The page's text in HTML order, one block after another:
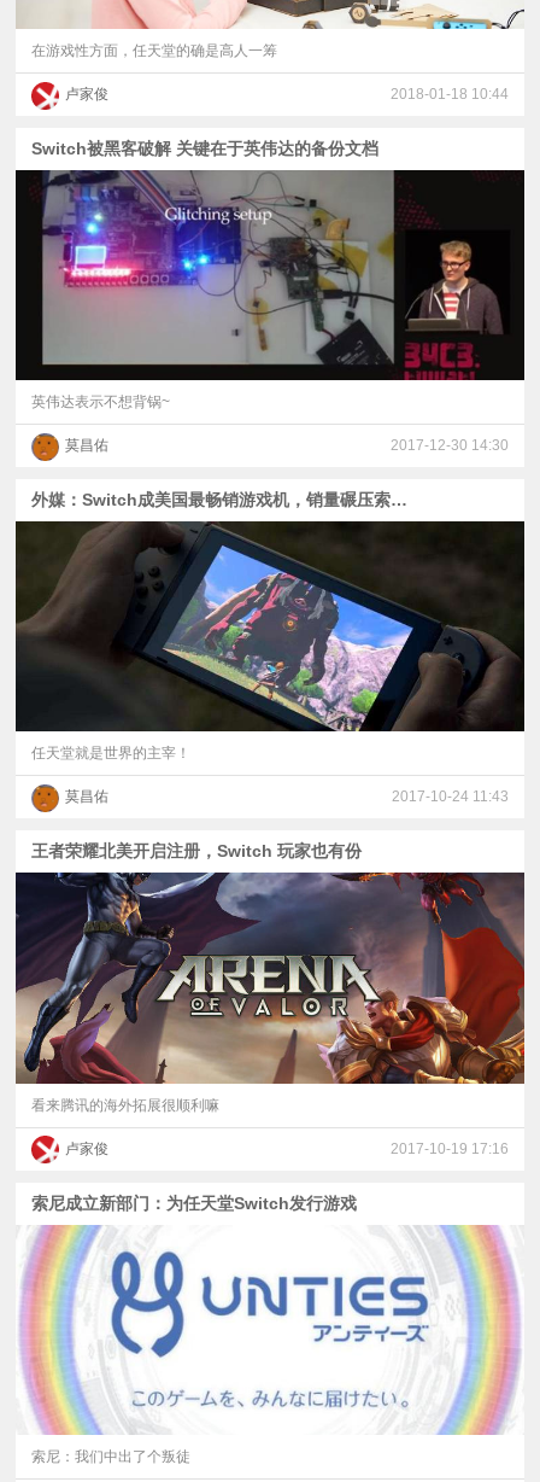
在游戏性方面，任天堂的确是高人一筹
卢家俊 2018-01-18 10:44
Switch被黑客破解 关键在于英伟达的备份文档
英伟达表示不想背锅~
莫昌佑 2017-12-30 14:30
外媒：Switch成美国最畅销游戏机，销量碾压索尼、微软
任天堂就是世界的主宰！
莫昌佑 2017-10-24 11:43
王者荣耀北美开启注册，Switch 玩家也有份
看来腾讯的海外拓展很顺利嘛
卢家俊 2017-10-19 17:16
索尼成立新部门：为任天堂Switch发行游戏
索尼：我们中出了个叛徒